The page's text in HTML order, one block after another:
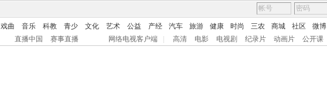
戏曲 音乐 科教 青少 文化 艺术 公益 产经 汽车 旅游 健康 时尚 三农 商城 社区 微博
直播中国 赛事直播 网络电视客户端 高清 电影 电视剧 纪录片 动画片 公开课